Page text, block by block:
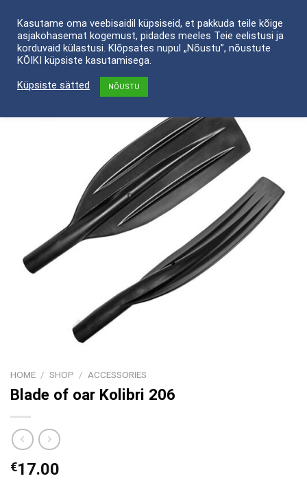
content
HOME / SHOP / ACCESSORIES
Blade of oar Kolibri 206
€17.00
Kasutame oma veebisaidil küpsiseid, et pakkuda teile kõige
asjakohasemat kogemust, pidades meeles Teie eelistusi ja
korduvaid külastusi. Klõpsates nupul „Nõustu”, nõustute
KÕIKI küpsiste kasutamisega.
Küpsiste sätted
NÕUSTU